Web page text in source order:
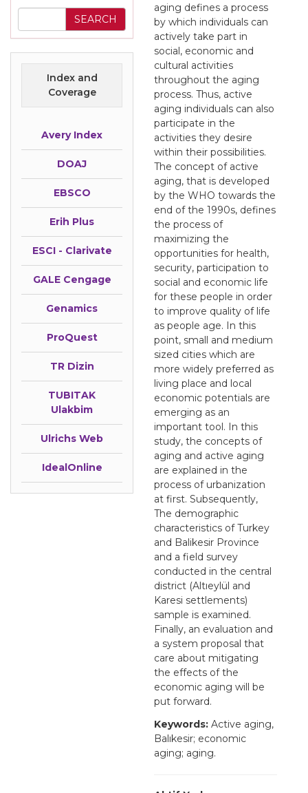
Index and
Coverage
Avery Index
DOAJ
EBSCO
Erih Plus
ESCI - Clarivate
GALE Cengage
Genamics
ProQuest
TR Dizin
TUBITAK
Ulakbim
Ulrichs Web
IdealOnline
aging defines a process
by which individuals can
actively take part in
social, economic and
cultural activities
throughout the aging
process. Thus, active
aging individuals can also
participate in the
activities they desire
within their possibilities.
The concept of active
aging, that is developed
by the WHO towards the
end of the 1990s, defines
the process of
maximizing the
opportunities for health,
security, participation to
social and economic life
for these people in order
to improve quality of life
as people age. In this
point, small and medium
sized cities which are
more widely preferred as
living place and local
economic potentials are
emerging as an
important tool. In this
study, the concepts of
aging and active aging
are explained in the
process of urbanization
at first. Subsequently,
The demographic
characteristics of Turkey
and Balikesir Province
and a field survey
conducted in the central
district (Altıeylül and
Karesi settlements)
sample is examined.
Finally, an evaluation and
a system proposal that
care about mitigating
the effects of the
economic aging will be
put forward.
Keywords: Active aging,
Balıkesir; economic
aging; aging.